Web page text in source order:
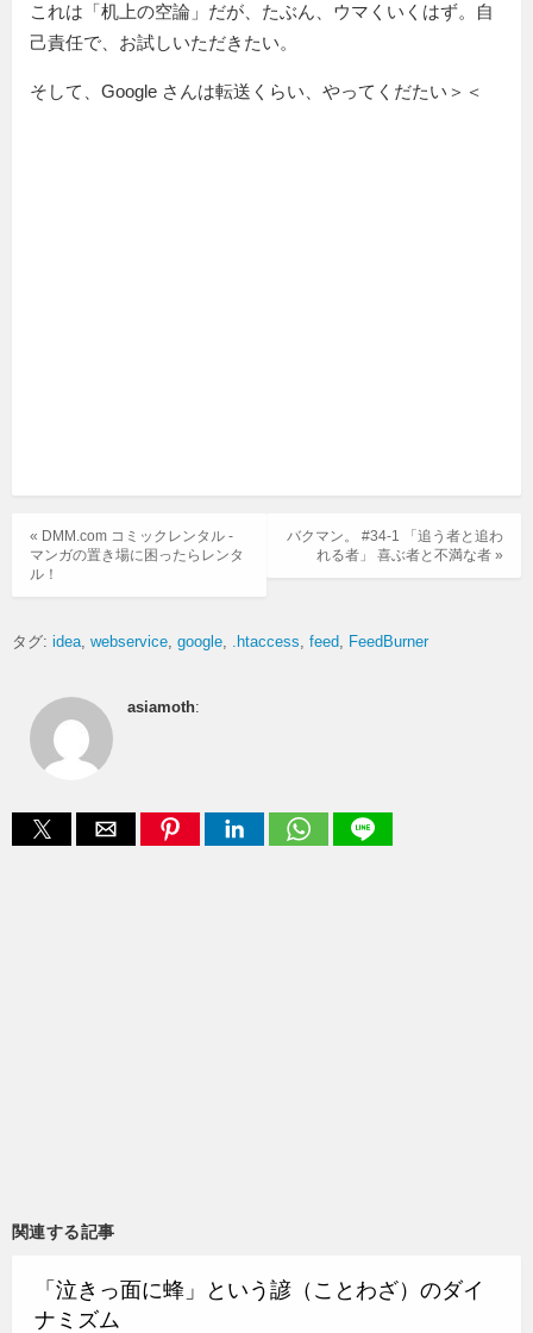
これは「机上の空論」だが、たぶん、ウマくいくはず。自
己責任で、お試しいただきたい。
そして、Google さんは転送くらい、やってくだたい ＞＜
バクマン。 #34-1 「追う者と追わ
れる者」 喜ぶ者と不満な者 »
« DMM.com コミックレンタル -
マンガの置き場に困ったらレンタ
ル！
タグ: idea webservice google .htaccess feed FeedBurner
asiamoth:
関連する記事
「泣きっ面に蜂」という諺（ことわざ）のダイ
ナミズム